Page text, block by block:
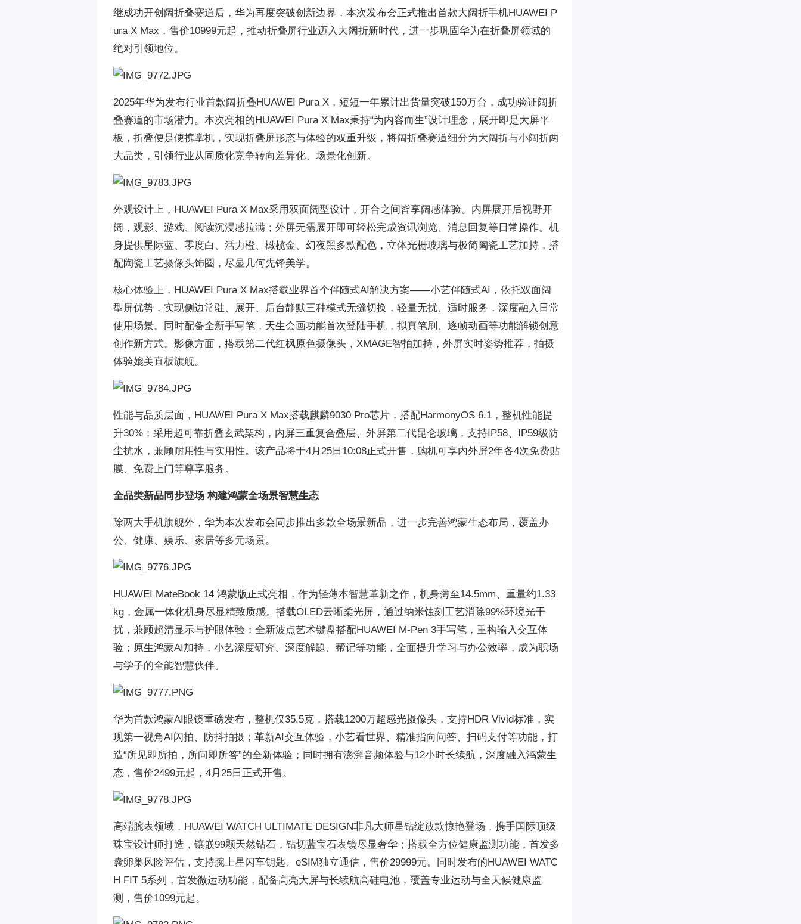
继成功开创阔折叠赛道后，华为再度突破创新边界，本次发布会正式推出首款大阔折手机HUAWEI P
ura X Max，售价10999元起，推动折叠屏行业迈入大阔折新时代，进一步巩固华为在折叠屏领域的
绝对引领地位。
2025年华为发布行业首款阔折叠HUAWEI Pura X，短短一年累计出货量突破150万台，成功验证阔折
叠赛道的市场潜力。本次亮相的HUAWEI Pura X Max秉持“为内容而生”设计理念，展开即是大屏平
板，折叠便是便携掌机，实现折叠屏形态与体验的双重升级，将阔折叠赛道细分为大阔折与小阔折两
大品类，引领行业从同质化竞争转向差异化、场景化创新。
外观设计上，HUAWEI Pura X Max采用双面阔型设计，开合之间皆享阔感体验。内屏展开后视野开
阔，观影、游戏、阅读沉浸感拉满；外屏无需展开即可轻松完成资讯浏览、消息回复等日常操作。机
身提供星际蓝、零度白、活力橙、橄榄金、幻夜黑多款配色，立体光栅玻璃与极简陶瓷工艺加持，搭
配陶瓷工艺摄像头饰圈，尽显几何先锋美学。
核心体验上，HUAWEI Pura X Max搭载业界首个伴随式AI解决方案——小艺伴随式AI，依托双面阔
型屏优势，实现侧边常驻、展开、后台静默三种模式无缝切换，轻量无扰、适时服务，深度融入日常
使用场景。同时配备全新手写笔，天生会画功能首次登陆手机，拟真笔刷、逐帧动画等功能解锁创意
创作新方式。影像方面，搭载第二代红枫原色摄像头，XMAGE智拍加持，外屏实时姿势推荐，拍摄
体验媲美直板旗舰。
性能与品质层面，HUAWEI Pura X Max搭载麒麟9030 Pro芯片，搭配HarmonyOS 6.1，整机性能提
升30%；采用超可靠折叠玄武架构，内屏三重复合叠层、外屏第二代昆仑玻璃，支持IP58、IP59级防
尘抗水，兼顾耐用性与实用性。该产品将于4月25日10:08正式开售，购机可享内外屏2年各4次免费贴
膜、免费上门等尊享服务。
全品类新品同步登场 构建鸿蒙全场景智慧生态
除两大手机旗舰外，华为本次发布会同步推出多款全场景新品，进一步完善鸿蒙生态布局，覆盖办
公、健康、娱乐、家居等多元场景。
HUAWEI MateBook 14 鸿蒙版正式亮相，作为轻薄本智慧革新之作，机身薄至14.5mm、重量约1.33
kg，金属一体化机身尽显精致质感。搭载OLED云晰柔光屏，通过纳米蚀刻工艺消除99%环境光干
扰，兼顾超清显示与护眼体验；全新波点艺术键盘搭配HUAWEI M-Pen 3手写笔，重构输入交互体
验；原生鸿蒙AI加持，小艺深度研究、深度解题、帮记等功能，全面提升学习与办公效率，成为职场
与学子的全能智慧伙伴。
华为首款鸿蒙AI眼镜重磅发布，整机仅35.5克，搭载1200万超感光摄像头，支持HDR Vivid标准，实
现第一视角AI闪拍、防抖拍摄；革新AI交互体验，小艺看世界、精准指向问答、扫码支付等功能，打
造“所见即所拍，所问即所答”的全新体验；同时拥有澎湃音频体验与12小时长续航，深度融入鸿蒙生
态，售价2499元起，4月25日正式开售。
高端腕表领域，HUAWEI WATCH ULTIMATE DESIGN非凡大师星钻绽放款惊艳登场，携手国际顶级
珠宝设计师打造，镶嵌99颗天然钻石，钻切蓝宝石表镜尽显奢华；搭载全方位健康监测功能，首发多
囊卵巢风险评估，支持腕上星闪车钥匙、eSIM独立通信，售价29999元。同时发布的HUAWEI WATC
H FIT 5系列，首发微运动功能，配备高亮大屏与长续航高硅电池，覆盖专业运动与全天候健康监
测，售价1099元起。